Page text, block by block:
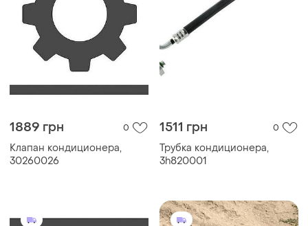
1889 грн 0
Клапан кондиционера,
30260026
1511 грн 0
Трубка кондиционера,
3h820001